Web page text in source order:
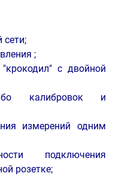
сети;
;
с двойной
калибровок и
измерений одним
подключения
розетке;